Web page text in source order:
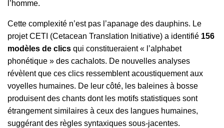
l’homme.
Cette complexité n’est pas l’apanage des dauphins. Le
projet CETI (Cetacean Translation Initiative) a identifié 156
modèles de clics qui constitueraient « l’alphabet
phonétique » des cachalots. De nouvelles analyses
révèlent que ces clics ressemblent acoustiquement aux
voyelles humaines. De leur côté, les baleines à bosse
produisent des chants dont les motifs statistiques sont
étrangement similaires à ceux des langues humaines,
suggérant des règles syntaxiques sous-jacentes.